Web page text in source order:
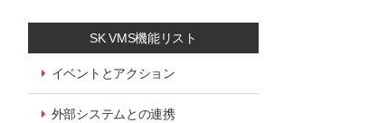
SK VMS機能リスト
イベントとアクション
外部システムとの連携